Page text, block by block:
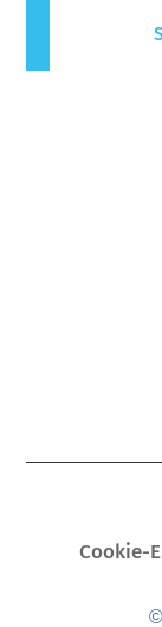
Cookie-